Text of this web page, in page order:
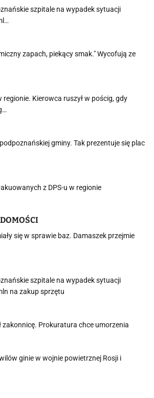
szpitale na wypadek sytuacji
zapach, piekący smak." Wycofują ze
regionie. Kierowca ruszył w pościg, gdy
gminy. Tak prezentuje się plac
z DPS-u w regionie
się w sprawie baz. Damaszek przejmie
szpitale na wypadek sytuacji
na zakup sprzętu
zakonnicę. Prokuratura chce umorzenia
ginie w wojnie powietrznej Rosji i